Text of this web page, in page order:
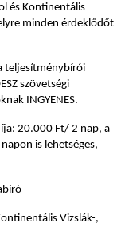
és Kontinentális
minden érdeklődőt
teljesítménybírói
szövetségi
INGYENES.
20.000 Ft/ 2 nap, a
is lehetséges,
Vizslák-,